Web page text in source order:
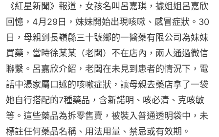
《紅星新聞》報道，女孩名叫呂嘉琪，據姐姐呂嘉欣
回憶，4月29日，妹妹開始出現咳嗽、感冒症狀。30
日，母親到長嶺縣三十號鄉的一醫藥有限公司為妹妹
買藥，當時徐某某（老闆）不在店內，兩人通過微信
聯繫。呂嘉欣介紹，老闆在未見到患者的情況下，電
話中憑家屬口述的咳嗽症狀，讓母親去藥店拿了一袋
她自行搭配的7種藥品，含新諾明、咳必清、克咳敏
等。這些藥品為拆零售賣，被裝入普通透明袋中，未
標註任何藥品名稱、用法用量、禁忌或有效期。